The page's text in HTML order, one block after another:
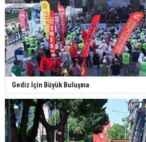
Gediz İçin Büyük Buluşma